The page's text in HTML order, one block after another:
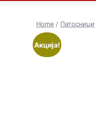
Home / Патосници
Акција!